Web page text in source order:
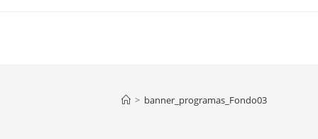
> banner_programas_Fondo03